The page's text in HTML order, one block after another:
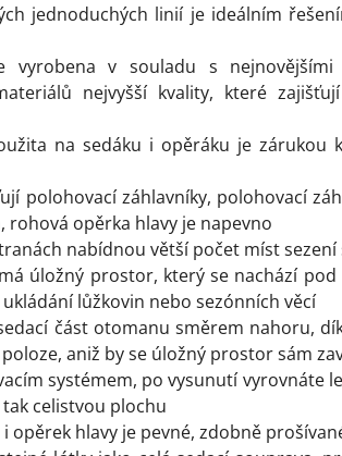
jednoduchých linií je ideálním
vyrobena v souladu s nejnovějšími
nejvyšší kvality, které
na sedáku i opěráku je zárukou
polohovací záhlavníky, polohovací
opěrka hlavy je napevno
nabídnou větší počet míst sezení
úložný prostor, který se nachází
lůžkovin nebo sezónních věcí
část otomanu směrem nahoru,
aniž by se úložný prostor sám
systémem, po vysunutí vyrovnáte
celistvou plochu
opěrek hlavy je pevné, zdobně